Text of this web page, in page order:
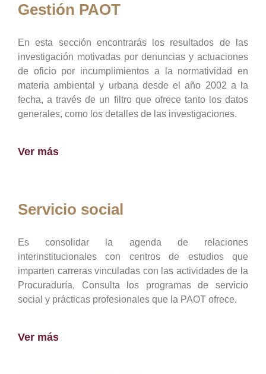
Gestión PAOT
En esta sección encontrarás los resultados de las
investigación motivadas por denuncias y actuaciones
de oficio por incumplimientos a la normatividad en
materia ambiental y urbana desde el año 2002 a la
fecha, a través de un filtro que ofrece tanto los datos
generales, como los detalles de las investigaciones.
Ver más
Servicio social
Es consolidar la agenda de relaciones
interinstitucionales con centros de estudios que
imparten carreras vinculadas con las actividades de la
Procuraduría, Consulta los programas de servicio
social y prácticas profesionales que la PAOT ofrece.
Ver más